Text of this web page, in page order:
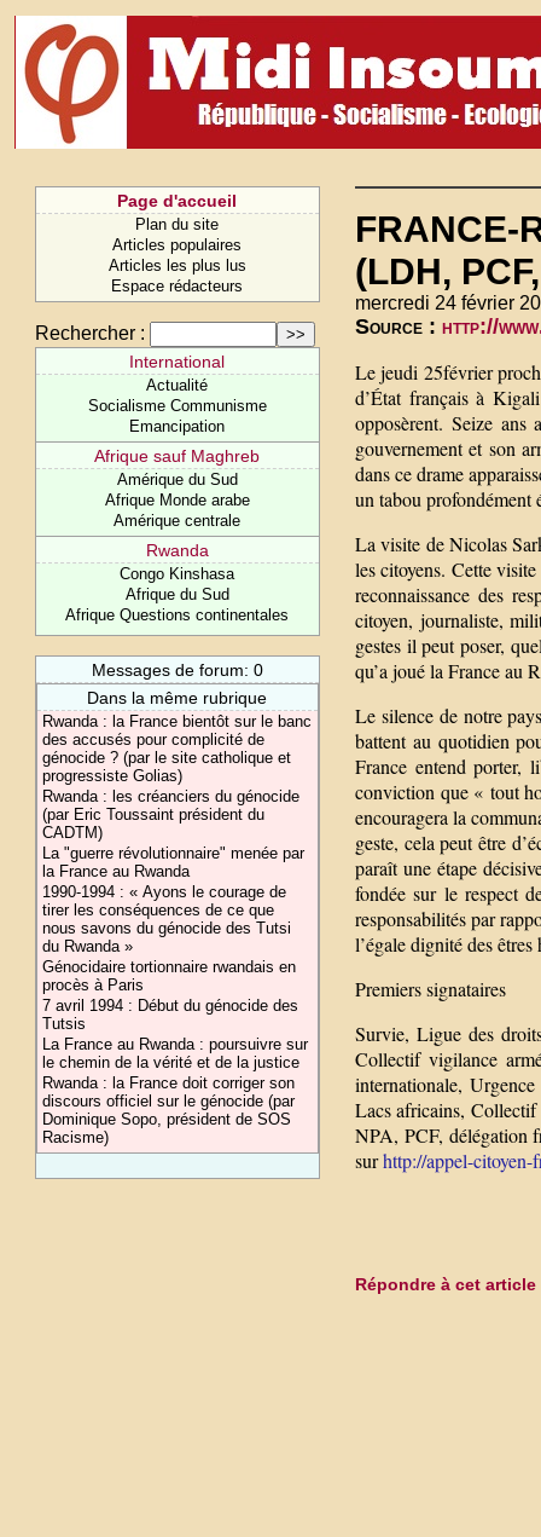
Page d'accueil
Plan du site
Articles populaires
Articles les plus lus
Espace rédacteurs
Rechercher :
International
Actualité
Socialisme Communisme
Emancipation
Afrique sauf Maghreb
Amérique du Sud
Afrique Monde arabe
Amérique centrale
Rwanda
Congo Kinshasa
Afrique du Sud
Afrique Questions continentales
Messages de forum: 0
Dans la même rubrique
Rwanda : la France bientôt sur le banc
des accusés pour complicité de
génocide ? (par le site catholique et
progressiste Golias)
Rwanda : les créanciers du génocide
(par Eric Toussaint président du
CADTM)
La "guerre révolutionnaire" menée par
la France au Rwanda
1990-1994 : « Ayons le courage de
tirer les conséquences de ce que
nous savons du génocide des Tutsi
du Rwanda »
Génocidaire tortionnaire rwandais en
procès à Paris
7 avril 1994 : Début du génocide des
Tutsis
La France au Rwanda : poursuivre sur
le chemin de la vérité et de la justice
Rwanda : la France doit corriger son
discours officiel sur le génocide (par
Dominique Sopo, président de SOS
Racisme)
FRANCE-
(LDH,
mercredi 24 février
Source : http://
Le jeudi 25février
d’État français à
opposèrent. Seize
gouvernement et son
dans ce drame
un tabou profondément
La visite de Nicolas
les citoyens. Cette
reconnaissance des
citoyen, journaliste,
gestes il peut poser,
qu’a joué la France au
Le silence de notre
battent au quotidien
France entend porter,
conviction que « tout
encouragera la
geste, cela peut être
paraît une étape
fondée sur le respect
responsabilités par
l’égale dignité des êtres
Premiers signataires
Survie, Ligue des
Collectif vigilance
internationale,
Lacs africains,
NPA, PCF, délégation
surhttp://appel-citoyen-
Répondre à cet article